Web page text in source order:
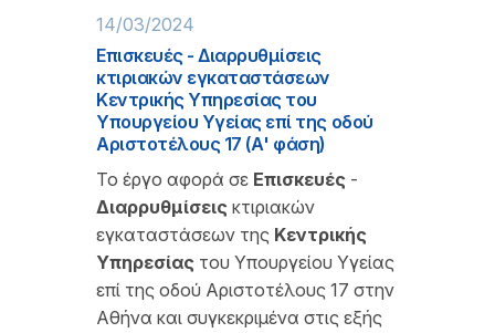
14/03/2024
Επισκευές - Διαρρυθμίσεις
κτιριακών εγκαταστάσεων
Κεντρικής Υπηρεσίας του
Υπουργείου Υγείας επί της οδού
Αριστοτέλους 17 (Α' φάση)
Το έργο αφορά σε Επισκευές -
Διαρρυθμίσεις κτιριακών
εγκαταστάσεων της Κεντρικής
Υπηρεσίας του Υπουργείου Υγείας
επί της οδού Αριστοτέλους 17 στην
Αθήνα και συγκεκριμένα στις εξής